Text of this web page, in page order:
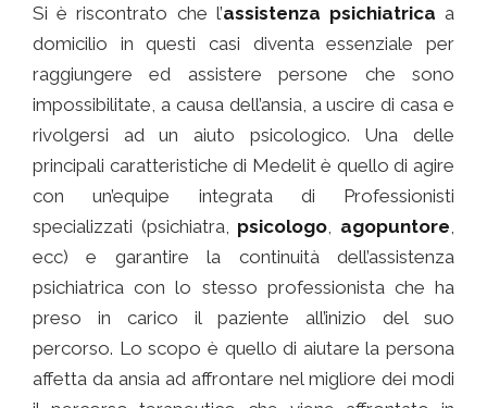
Si è riscontrato che l’assistenza psichiatrica a
domicilio in questi casi diventa essenziale per
raggiungere ed assistere persone che sono
impossibilitate, a causa dell’ansia, a uscire di casa e
rivolgersi ad un aiuto psicologico. Una delle
principali caratteristiche di Medelit è quello di agire
con un’equipe integrata di Professionisti
specializzati (psichiatra, psicologo agopuntore
ecc) e garantire la continuità dell’assistenza
psichiatrica con lo stesso professionista che ha
preso in carico il paziente all’inizio del suo
percorso. Lo scopo è quello di aiutare la persona
affetta da ansia ad affrontare nel migliore dei modi